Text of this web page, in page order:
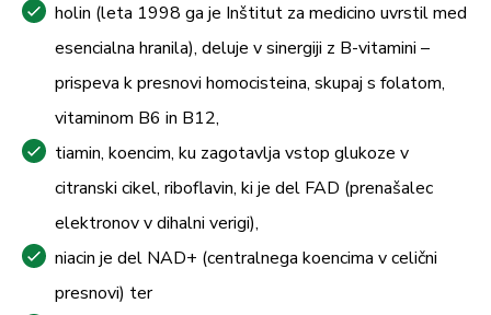
holin (leta 1998 ga je Inštitut za medicino uvrstil med
esencialna hranila), deluje v sinergiji z B-vitamini –
prispeva k presnovi homocisteina, skupaj s folatom,
vitaminom B6 in B12,
tiamin, koencim, ku zagotavlja vstop glukoze v
citranski cikel, riboflavin, ki je del FAD (prenašalec
elektronov v dihalni verigi),
niacin je del NAD+ (centralnega koencima v celični
presnovi) ter